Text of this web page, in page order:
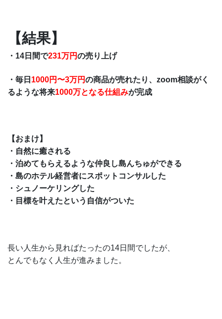
【結果】
・14日間で231万円の売り上げ
・毎日 1000円〜3万円の商品が売れたり、zoom相談がく
るような将来1000万となる仕組みが完成
【おまけ】
・自然に癒される
・泊めてもらえるような仲良し島んちゅができる
・島のホテル経営者にスポットコンサルした
・シュノーケリングした
・目標を叶えたという自信がついた
長い人生から見ればたったの14日間でしたが、
とんでもなく人生が進みました。